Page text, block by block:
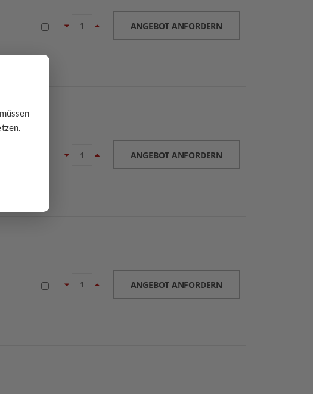
ANGEBOT ANFORDERN
ANGEBOT ANFORDERN
ANGEBOT ANFORDERN